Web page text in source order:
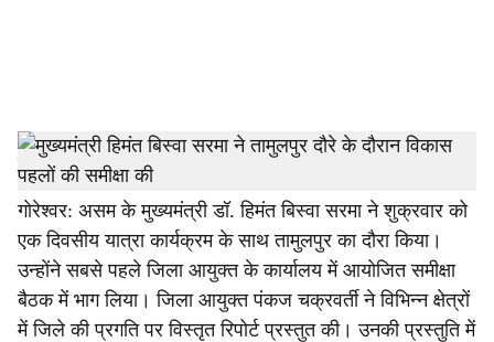
h
a
r
e
संवाददाता
गोरेश्वर: असम के मुख्यमंत्री डॉ. हिमंत बिस्वा सरमा ने शुक्रवार को
एक दिवसीय यात्रा कार्यक्रम के साथ तामुलपुर का दौरा किया।
उन्होंने सबसे पहले जिला आयुक्त के कार्यालय में आयोजित समीक्षा
बैठक में भाग लिया। जिला आयुक्त पंकज चक्रवर्ती ने विभिन्न क्षेत्रों
में जिले की प्रगति पर विस्तृत रिपोर्ट प्रस्तुत की। उनकी प्रस्तुति में